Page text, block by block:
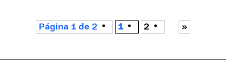
Página 1 de 2 1 2 »